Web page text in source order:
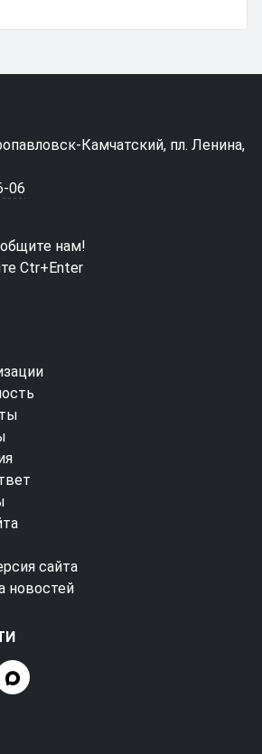
Камчатский, пл. Ленина,
06
нам!
Ctr+Enter
сайта
новостей